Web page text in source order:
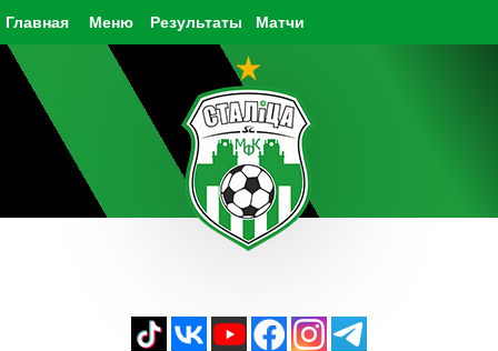
Главная Результаты Матчи
Меню